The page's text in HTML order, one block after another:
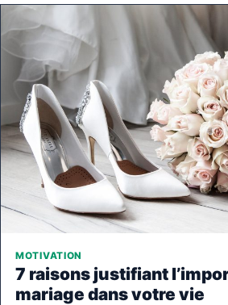
MOTIVATION
7 raisons justifiant
mariage dans votre vie